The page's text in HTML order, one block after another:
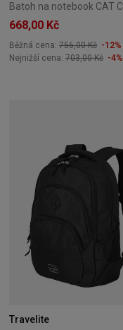
668,00 Kč
Běžná cena: 756,00 Kč -12%
Nejnižší cena: 703,00 Kč -4%
Travelite